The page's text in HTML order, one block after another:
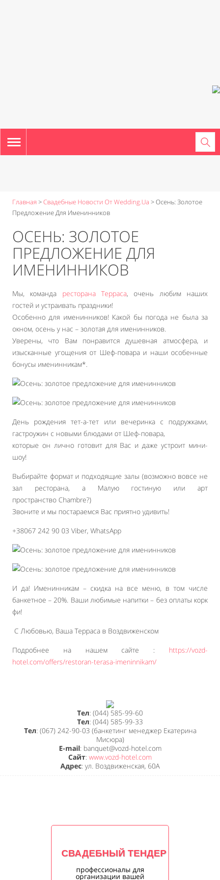
TOGGLE
NAVIGATION
Главная >Свадебные Новости От Wedding.ua >Осень: Золотое
Предложение Для Именинников
ОСЕНЬ: ЗОЛОТОЕ
ПРЕДЛОЖЕНИЕ ДЛЯ
ИМЕНИННИКОВ
Мы, команда ресторана Терраса, очень любим наших
гостей и устраивать праздники!
Особенно для именинников! Какой бы погода не была за
окном, осень у нас – золотая для именинников.
Уверены, что Вам понравится душевная атмосфера, и
изысканные угощения от Шеф-повара и наши особенные
бонусы именинникам*.
День рождения тет-а-тет или вечеринка с подружками,
гастроужин с новыми блюдами от Шеф-повара,
которые он лично готовит для Вас и даже устроит мини-
шоу!
Выбирайте формат и подходящие залы (возможно вовсе не
зал ресторана, а Малую гостиную или арт
пространство Chambre?)
Звоните и мы постараемся Вас приятно удивить!
+38067 242 90 03 Viber, WhatsApp
И да! Именинникам – скидка на все меню, в том числе
банкетное – 20%. Ваши любимые напитки – без оплаты корк
фи!
С Любовью, Ваша Терраса в Воздвиженском
Подробнее на нашем сайте : https://vozd-
hotel.com/offers/restoran-terasa-imeninnikam/
Тел: (044) 585-99-60
Тел: (044) 585-99-33
Тел: (067) 242-90-03 (банкетинг менеджер Екатерина
Мисюра)
E-mail: banquet@vozd-hotel.com
Сайт: www.vozd-hotel.com
Адрес: ул. Воздвиженская, 60А
СВАДЕБНЫЙ ТЕНДЕР
профессионалы для
организации вашей